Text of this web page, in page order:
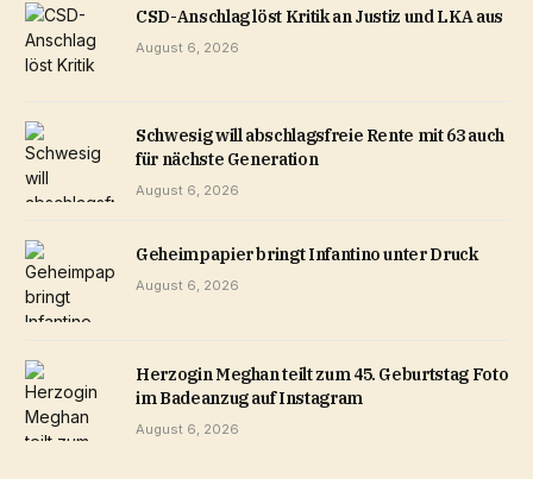
CSD-Anschlag löst Kritik an Justiz und LKA aus
August 6, 2026
Schwesig will abschlagsfreie Rente mit 63 auch
für nächste Generation
August 6, 2026
Geheimpapier bringt Infantino unter Druck
August 6, 2026
Herzogin Meghan teilt zum 45. Geburtstag Foto
im Badeanzug auf Instagram
August 6, 2026